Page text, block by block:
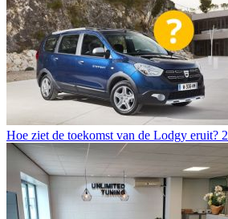
Hoe ziet de toekomst van de Lodgy eruit?